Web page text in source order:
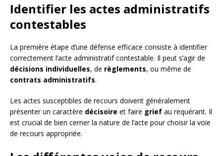
Identifier les actes administratifs
contestables
La première étape d’une défense efficace consiste à identifier
correctement l’acte administratif contestable. Il peut s’agir de
décisions individuelles, de règlements, ou même de
contrats administratifs.
Les actes susceptibles de recours doivent généralement
présenter un caractère décisoire et faire grief au requérant. Il
est crucial de bien cerner la nature de l’acte pour choisir la voie
de recours appropriée.